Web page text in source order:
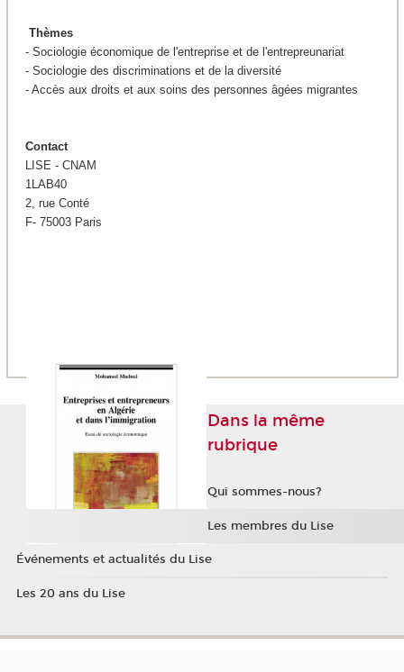
Thèmes
- Sociologie économique de l'entreprise et de l'entrepreunariat
- Sociologie des discriminations et de la diversité
- Accès aux droits et aux soins des personnes âgées migrantes
Contact
LISE - CNAM
1LAB40
2, rue Conté
F- 75003 Paris
Dans la même
rubrique
Qui sommes-nous?
Les membres du Lise
Événements et actualités du Lise
Les 20 ans du Lise